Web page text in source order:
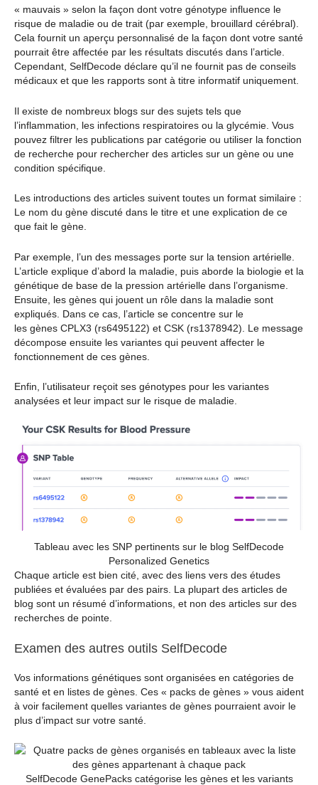
« mauvais » selon la façon dont votre génotype influence le
risque de maladie ou de trait (par exemple, brouillard cérébral).
Cela fournit un aperçu personnalisé de la façon dont votre santé
pourrait être affectée par les résultats discutés dans l’article.
Cependant, SelfDecode déclare qu’il ne fournit pas de conseils
médicaux et que les rapports sont à titre informatif uniquement.
Il existe de nombreux blogs sur des sujets tels que
l’inflammation, les infections respiratoires ou la glycémie. Vous
pouvez filtrer les publications par catégorie ou utiliser la fonction
de recherche pour rechercher des articles sur un gène ou une
condition spécifique.
Les introductions des articles suivent toutes un format similaire :
Le nom du gène discuté dans le titre et une explication de ce
que fait le gène.
Par exemple, l’un des messages porte sur la tension artérielle.
L’article explique d’abord la maladie, puis aborde la biologie et la
génétique de base de la pression artérielle dans l’organisme.
Ensuite, les gènes qui jouent un rôle dans la maladie sont
expliqués. Dans ce cas, l’article se concentre sur le
les gènes CPLX3 (rs6495122) et CSK (rs1378942). Le message
décompose ensuite les variantes qui peuvent affecter le
fonctionnement de ces gènes.
Enfin, l’utilisateur reçoit ses génotypes pour les variantes
analysées et leur impact sur le risque de maladie.
Tableau avec les SNP pertinents sur le blog SelfDecode
Personalized Genetics
Chaque article est bien cité, avec des liens vers des études
publiées et évaluées par des pairs. La plupart des articles de
blog sont un résumé d’informations, et non des articles sur des
recherches de pointe.
Examen des autres outils SelfDecode
Vos informations génétiques sont organisées en catégories de
santé et en listes de gènes. Ces « packs de gènes » vous aident
à voir facilement quelles variantes de gènes pourraient avoir le
plus d’impact sur votre santé.
SelfDecode GenePacks catégorise les gènes et les variants